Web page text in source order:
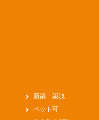
新築・築浅
ペット可